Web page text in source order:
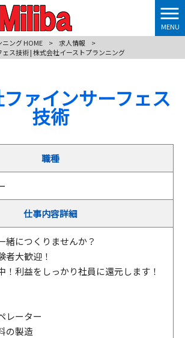
MENU
ング HOME
> 求人情報
>
ス技術 | 株式会社イーストプランニング
ァインサーフェス
技術
職種
仕事内容詳細
緒につくりませんか？
者大歓迎！
！利益をしっかり社員に還元します！
レーター
の製造